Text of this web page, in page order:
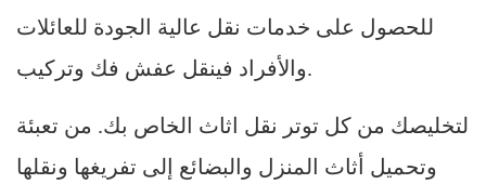
للحصول على خدمات نقل عالية الجودة للعائلات
والأفراد فينقل عفش فك وتركيب.
لتخليصك من كل توتر نقل اثاث الخاص بك. من تعبئة
وتحميل أثاث المنزل والبضائع إلى تفريغها ونقلها